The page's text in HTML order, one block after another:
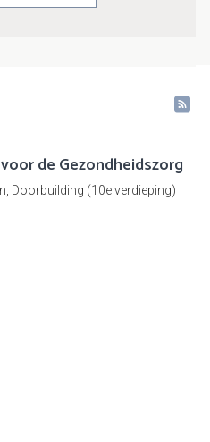
de Gezondheidszorg
Doorbuilding (10e verdieping)